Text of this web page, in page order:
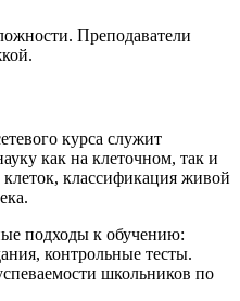
Преподаватели
курса служит
как на клеточном, так и
классификация живой
подходы к обучению:
контрольные тесты.
школьников по